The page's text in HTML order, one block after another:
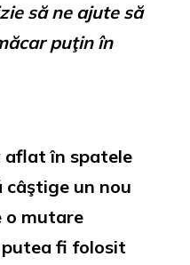
să ne ajute să
puţin în
aflat în spatele
câştige un nou
o mutare
fi folosit